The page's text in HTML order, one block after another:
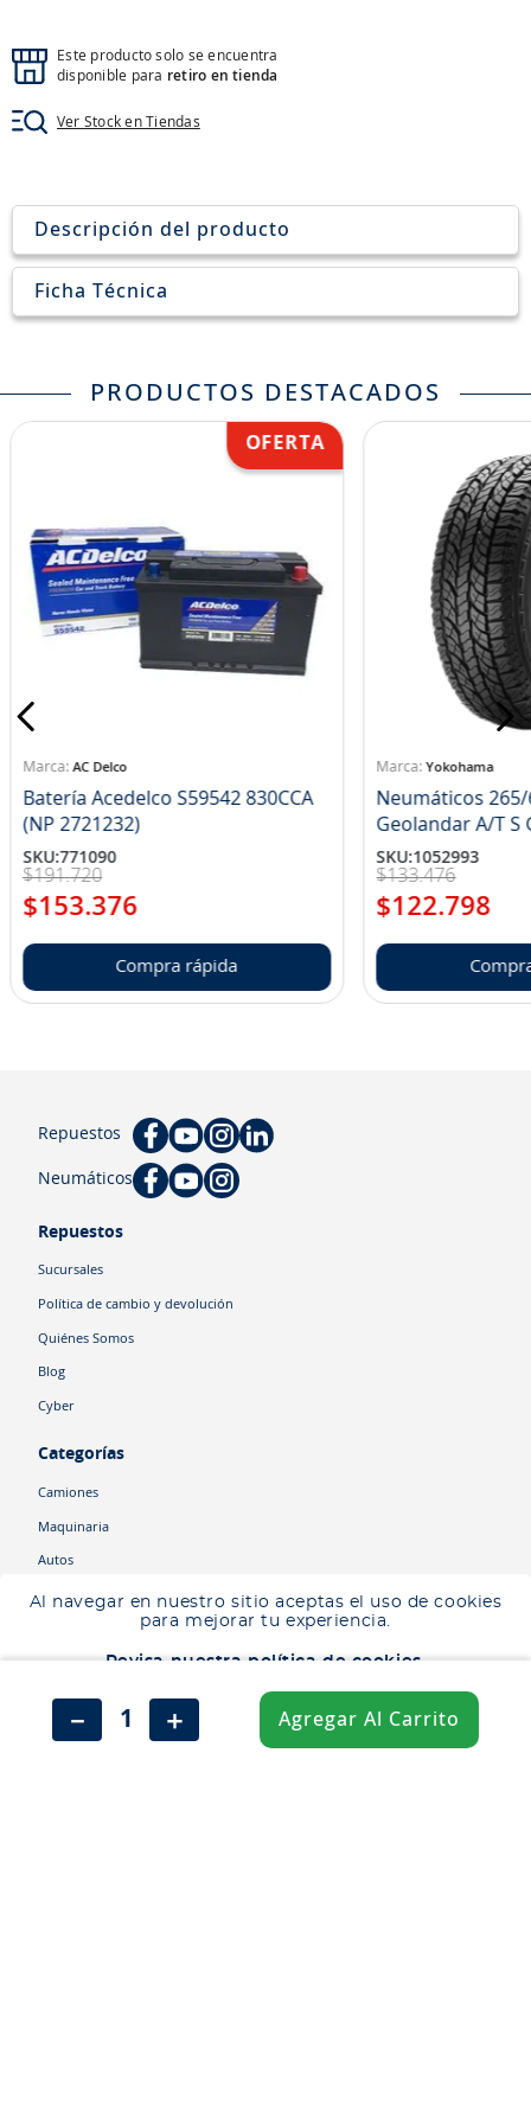
Al navegar en nuestro sitio aceptas el uso de cookies
para mejorar tu experiencia.
Revisa nuestra política de cookies.
Aceptar
No aceptar
＋
－ Agregar Al Carrito
Este producto solo se encuentra
disponible para retiro en tienda
Ver Stock en Tiendas
Ingresa tu ubicación para ver los productos disponibles en tu zona
Descripción del producto
Ficha Técnica
PRODUCTOS DESTACADOS
AC Delco
Batería Acedelco S59542 830CCA
(NP 2721232)
SKU:771090
$191.720
$153.376
Compra rápida
Yokohama
Neumáticos 265/
SKU:1052993
$133.476
$122.798
Repuestos
Neumáticos
Repuestos
Sucursales
Política de cambio y devolución
Quiénes Somos
Blog
Cyber
Categorías
Camiones
Maquinaria
Autos
Neumáticos
Ética corporativa
9.
255